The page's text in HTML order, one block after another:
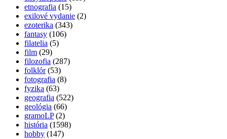
etnografia (15)
exilové vydanie (2)
ezoterika (343)
fantasy (106)
filatelia (5)
film (29)
filozofia (287)
folklór (53)
fotografia (8)
fyzika (63)
geografia (522)
geológia (66)
gramoLP (2)
história (1598)
hobby (147)